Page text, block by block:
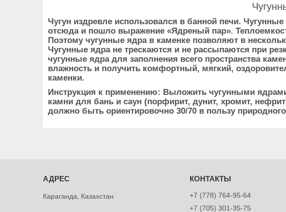
Чугун издревле использовался в банной печи.
отсюда и пошло выражение «Ядреный пар».
Поэтому чугунные ядра в каменке позволяют в
Чугунные ядра не трескаются и не рассыпаются при
чугунные ядра для заполнения всего пространства
влажность и получить комфортный, мягкий,
каменки.
Инструкция к применению: Выложить чугунными
камни для бань и саун (порфирит, дунит, хромит,
должно быть ориентировочно 30/70 в пользу
Караганда, Казахстан
+7 (778) 764-95-64
+7 (705) 301-35-75